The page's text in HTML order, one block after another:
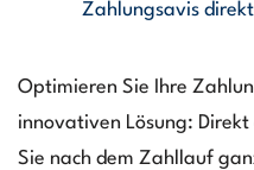
Zahlungsavis direkt
Optimieren Sie Ihre
innovativen Lösung: Direkt
Sie nach dem Zahllauf